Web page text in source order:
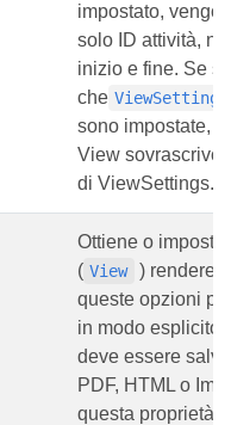
impostato,
solo ID attività,
inizio e fine. Se
che ViewSettings
sono impostate,
View
di ViewSettings.
Ottiene o imposta
( View ) rendere.
queste opzioni
in modo esplicito
deve essere
PDF, HTML o
questa proprietà è